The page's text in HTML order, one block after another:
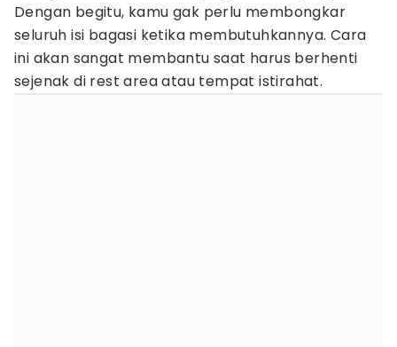
Dengan begitu, kamu gak perlu membongkar
seluruh isi bagasi ketika membutuhkannya. Cara
ini akan sangat membantu saat harus berhenti
sejenak di rest area atau tempat istirahat.